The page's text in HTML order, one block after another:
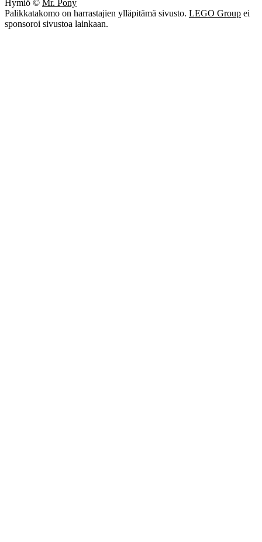
Hymiö © Mr. Pony
Palikkatakomo on harrastajien ylläpitämä sivusto. LEGO Group ei
sponsoroi sivustoa lainkaan.